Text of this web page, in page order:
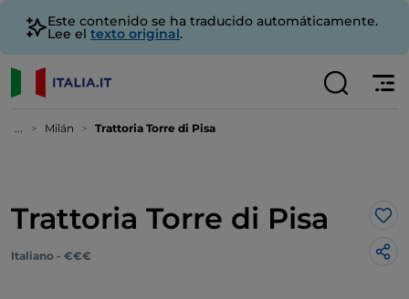
Este contenido se ha traducido automáticamente.
Lee el texto original.
... Milán Trattoria Torre di Pisa
Trattoria Torre di Pisa Me
Italiano - €€€